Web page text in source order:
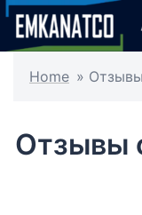
Home »
Отзывы